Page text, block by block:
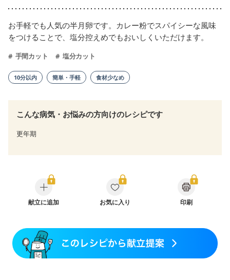
お手軽でも人気の半月卵です。カレー粉でスパイシーな風味
をつけることで、塩分控えめでもおいしくいただけます。
手間カット 塩分カット
10分以内 簡単・手軽 食材少なめ
こんな病気・お悩みの方向けのレシピです
更年期
献立に追加 お気に入り 印刷